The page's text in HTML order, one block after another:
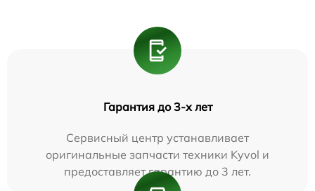
Гарантия до 3-х лет
Сервисный центр устанавливает
оригинальные запчасти техники Kyvol и
предоставляет гарантию до 3 лет.